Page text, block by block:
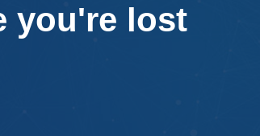
you're lost